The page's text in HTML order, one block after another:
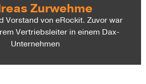
Zurwehme
Vorstand von eRockit. Zuvor war
Vertriebsleiter in einem Dax-
Unternehmen